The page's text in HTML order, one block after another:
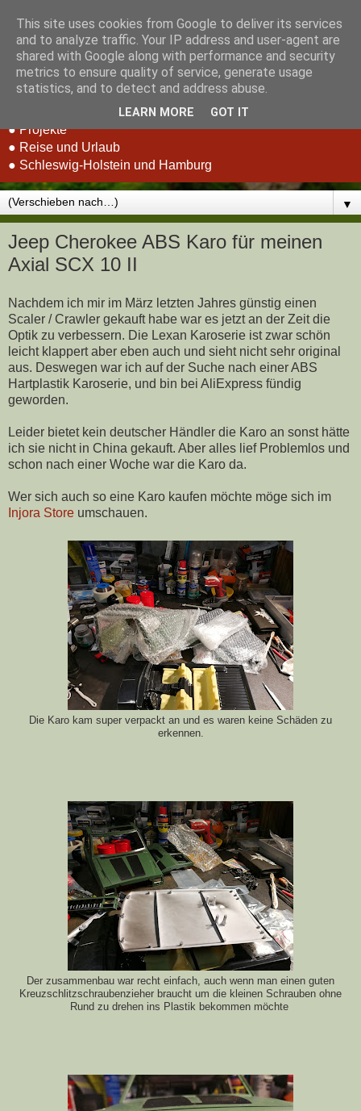
Stefan Schluppeck -
Erfahrungen und Berichte
● Projekte
● Reise und Urlaub
● Schleswig-Holstein und Hamburg
▼
Jeep Cherokee ABS Karo für meinen
Axial SCX 10 II
Nachdem ich mir im März letzten Jahres günstig einen
Scaler / Crawler gekauft habe war es jetzt an der Zeit die
Optik zu verbessern. Die Lexan Karoserie ist zwar schön
leicht klappert aber eben auch und sieht nicht sehr original
aus. Deswegen war ich auf der Suche nach einer ABS
Hartplastik Karoserie, und bin bei AliExpress fündig
geworden.
Leider bietet kein deutscher Händler die Karo an sonst hätte
ich sie nicht in China gekauft. Aber alles lief Problemlos und
schon nach einer Woche war die Karo da.
Wer sich auch so eine Karo kaufen möchte möge sich im
Injora Store umschauen.
Die Karo kam super verpackt an und es waren keine Schäden zu
erkennen.
Der zusammenbau war recht einfach, auch wenn man einen guten
Kreuzschlitzschraubenzieher braucht um die kleinen Schrauben ohne
Rund zu drehen ins Plastik bekommen möchte
This site uses cookies from Google to deliver its services
and to analyze traffic. Your IP address and user-agent are
shared with Google along with performance and security
metrics to ensure quality of service, generate usage
statistics, and to detect and address abuse.
LEARN MORE GOT IT